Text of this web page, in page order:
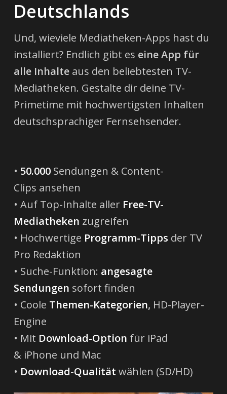
Deutschlands
Und, wieviele Mediatheken-Apps hast du
installiert? Endlich gibt es eine App für
alle Inhalteaus den beliebtesten TV-
Mediatheken. Gestalte dir deine TV-
Primetime mit hochwertigsten Inhalten
deutschsprachiger Fernsehsender.
• 50.000Sendungen & Content-
Clips ansehen
• Auf Top-Inhalte aller Free-TV-
Mediatheken zugreifen
• Hochwertige Programm-Tipps der TV
Pro Redaktion
• Suche-Funktion: angesagte
Sendungen sofort finden
• Coole Themen-Kategorien, HD-Player-
Engine
• Mit Download-Option für iPad
& iPhone und Mac
• Download-Qualität wählen (SD/HD)